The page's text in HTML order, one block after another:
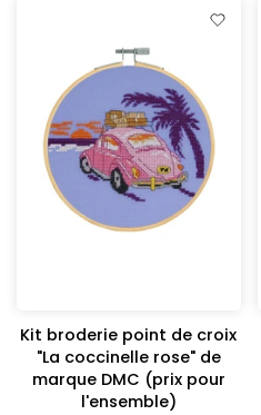
Kit broderie point de croix
"La coccinelle rose" de
marque DMC (prix pour
l'ensemble)